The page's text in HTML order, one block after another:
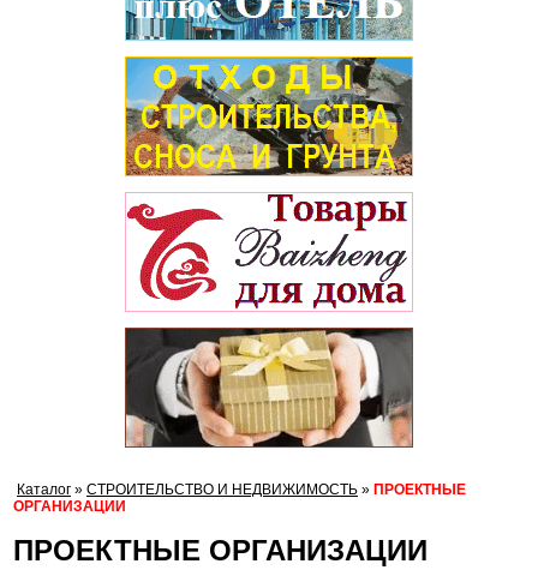
Каталог » СТРОИТЕЛЬСТВО И НЕДВИЖИМОСТЬ » ПРОЕКТНЫЕ
ОРГАНИЗАЦИИ
ПРОЕКТНЫЕ ОРГАНИЗАЦИИ